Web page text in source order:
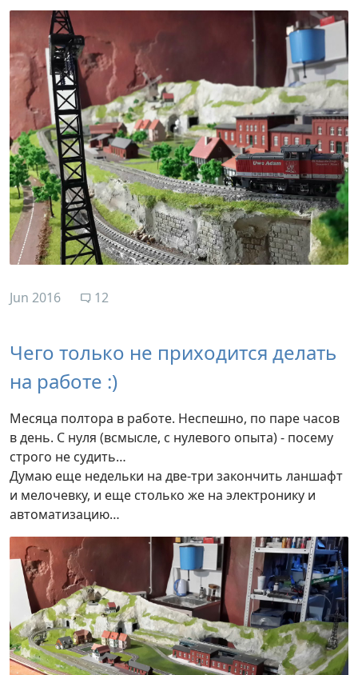
Jun 2016 12
Чего только не приходится делать
на работе :)
Месяца полтора в работе. Неспешно, по паре часов
в день. С нуля (всмысле, с нулевого опыта) - посему
строго не судить…
Думаю еще недельки на две-три закончить ланшафт
и мелочевку, и еще столько же на электронику и
автоматизацию…